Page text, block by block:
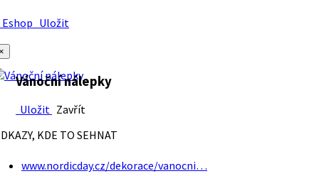
Uložit
Vánoční nálepky
Uložit Zavřít
KDE TO SEHNAT
www.nordicday.cz/dekorace/vanocni…